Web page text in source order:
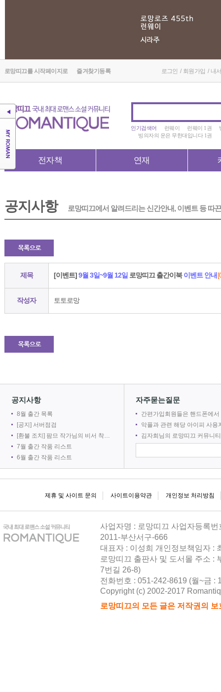
로망띠끄를 시작페이지로 즐겨찾기등록 로그인 / 회원가입 / 내
인기검색어 런웨이 런웨이 1권
빙의자의 운은 무한대입니다 1권
전자책 연재
공지사항 로망띠끄에서 알려드리는 신간안내, 이벤트 등 따
제목 [이벤트]9월 3일~9월 12일 로망띠끄 출간이북이벤트 안내
작성자 토토로망
공지사항
8월 출간 목록
[공지] 서버점검
[환불 조치] 팜므 작가님의 비서 착취는 출간 취소로 인해 환불 되었습니다.
7월 출간 작품 리스트
6월 출간 작품 리스트
자주묻는질문
간편가입회원들은 핸드폰에서 로망어플로 전자책을 볼 수 없
악플과 관련 해당 아이피 사용자를 차단
김자희님의 로망띠끄 커뮤니티 접속을 차단합
제휴 및 사이트 문의 사이트이용약관 개인정보 처리방침
사업자명 : 로망띠끄 사업자등록
2011-부산서구-666
대표자 : 이성희 개인정보책임자 :
로망띠끄 출판사 및 도서몰 주소 :
7번길 26-8)
전화번호 : 051-242-8619 (월~금 :
Copyright (c) 2002-2017
로망띠끄의 모든 글은 저작권의